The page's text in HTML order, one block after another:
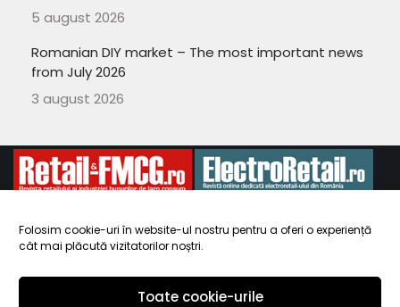
Folosim cookie-uri în website-ul nostru pentru a oferi o experiență
cât mai plăcută vizitatorilor noștri.
Toate cookie-urile
5 august 2026
Romanian DIY market – The most important news
from July 2026
3 august 2026
site-ului.